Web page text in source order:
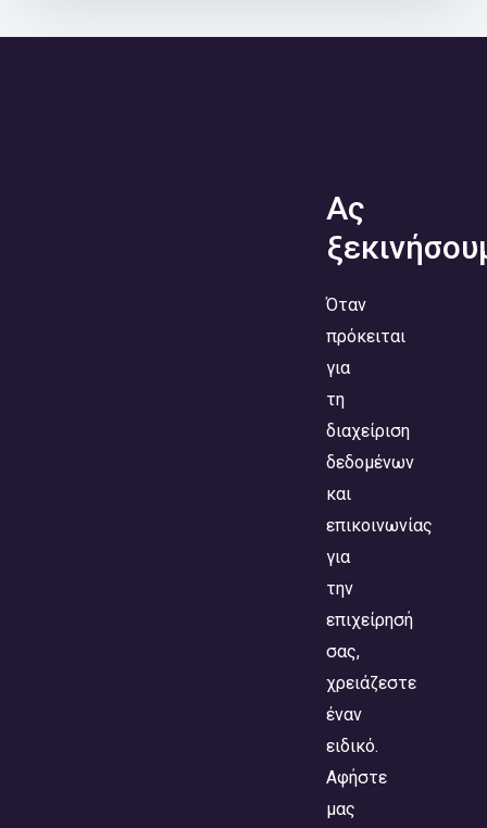
Ας
Όταν
πρόκειται
για
τη
διαχείριση
δεδομένων
και
επικοινωνίας
για
την
επιχείρησή
σας,
χρειάζεστε
έναν
ειδικό.
Αφήστε
μας